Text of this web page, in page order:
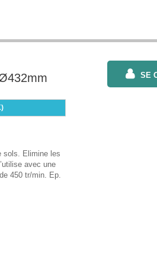
sols. Elimine les
avec une
450 tr/min. Ep.
SE